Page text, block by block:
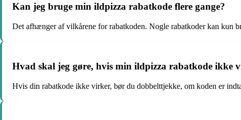
Kan jeg bruge min ildpizza rabatkode flere gange?
Det afhænger af vilkårene for rabatkoden. Nogle rabatkoder kan kun
Hvad skal jeg gøre, hvis min ildpizza rabatkode ikke
Hvis din rabatkode ikke virker, bør du dobbelttjekke, om koden er